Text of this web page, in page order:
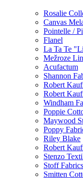
Rosalie
Canvas
Pointelle /
Flanel
La Ta Te
Mežroze
Acufactum
Shannon
Robert
Robert
Windham
Poppie
Maywood
Poppy
Riley Blake
Robert
Stenzo
Stoff Fabrics
Smitten